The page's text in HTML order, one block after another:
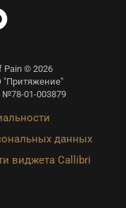
© 2026
"Притяжение"
01-003879
данных
виджета Callibri